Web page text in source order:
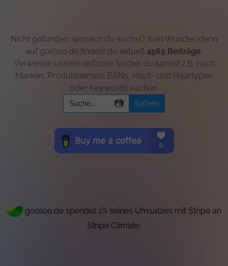
Nicht gefunden, wonach du suchst? Kein Wunder, denn
auf gooloo.de findest du aktuell 4565 Beiträge.
Verwende unsere einfache Suche: du kannst z.B. nach
Marken, Produktnamen, EANs, Haut- und Haartypen
oder Keywords suchen.
Search
for:
📷
gooloo.de spendet 1% seines Umsatzes mit Stripe an
Stripe Climate.